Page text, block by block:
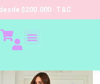
$200.000 · T&C